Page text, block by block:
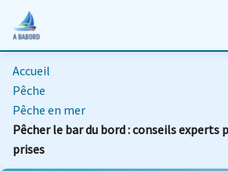
Accueil
Pêche
Pêche en mer
Pêcher le bar du bord : conseils experts
prises